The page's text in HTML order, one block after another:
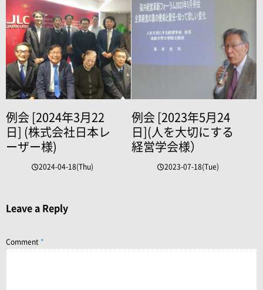
例会 [2024年3月22
日] (株式会社日本レ
ーザー様)
2024-04-18(Thu)
例会 [2023年5月24
日](人を大切にする
経営学会様）
2023-07-18(Tue)
Leave a Reply
Comment *